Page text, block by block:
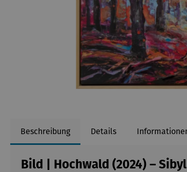
Beschreibung Details
Bild | Hochwald (2024) –